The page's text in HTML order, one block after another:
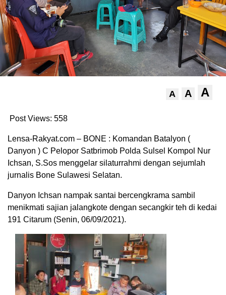
A A A
Post Views: 558
Lensa-Rakyat.com – BONE : Komandan Batalyon (
Danyon ) C Pelopor Satbrimob Polda Sulsel Kompol Nur
Ichsan, S.Sos menggelar silaturrahmi dengan sejumlah
jurnalis Bone Sulawesi Selatan.
Danyon Ichsan nampak santai bercengkrama sambil
menikmati sajian jalangkote dengan secangkir teh di kedai
191 Citarum (Senin, 06/09/2021).